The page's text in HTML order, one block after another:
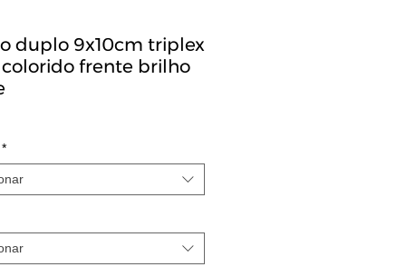
duplo 9x10cm triplex
frente brilho
*